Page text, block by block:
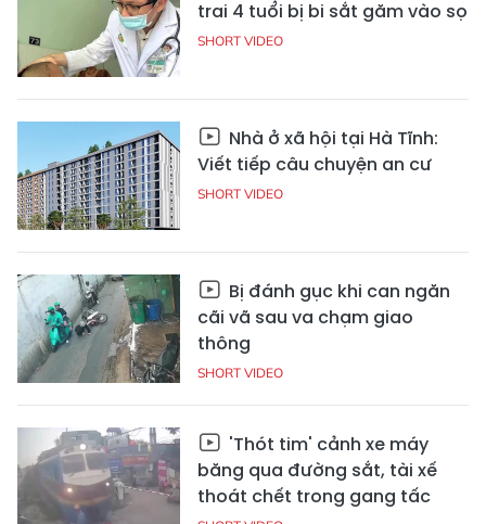
trai 4 tuổi bị bi sắt găm vào sọ
SHORT VIDEO
Nhà ở xã hội tại Hà Tĩnh:
Viết tiếp câu chuyện an cư
SHORT VIDEO
Bị đánh gục khi can ngăn
cãi vã sau va chạm giao
thông
SHORT VIDEO
'Thót tim' cảnh xe máy
băng qua đường sắt, tài xế
thoát chết trong gang tấc